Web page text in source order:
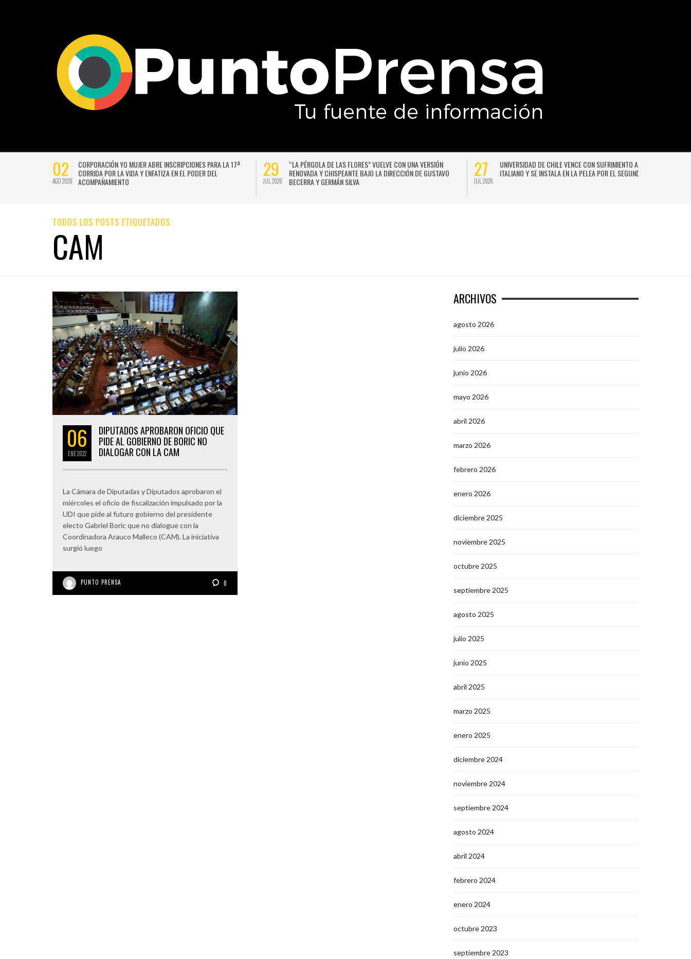
02
AGO 2026
CORPORACIÓN YO MUJER ABRE INSCRIPCIONES PARA LA 17ª
CORRIDA POR LA VIDA Y ENFATIZA EN EL PODER DEL
ACOMPAÑAMIENTO
29
JUL 2026
“LA PÉRGOLA DE LAS FLORES” VUELVE CON UNA VERSIÓN
RENOVADA Y CHISPEANTE BAJO LA DIRECCIÓN DE GUSTAVO
BECERRA Y GERMÁN SILVA
27
JUL 2026
UNIVERSIDAD DE CHILE VENCE CON SUFRIMIENTO A AUDAX
ITALIANO Y SE INSTALA EN LA PELEA POR EL SEGUNDO LUGAR
TODOS LOS POSTS ETIQUETADOS
CAM
06
ENE2022
DIPUTADOS APROBARON OFICIO QUE
PIDE AL GOBIERNO DE BORIC NO
DIALOGAR CON LA CAM
La Cámara de Diputadas y Diputados aprobaron el
miércoles el oficio de fiscalización impulsado por la
UDI que pide al futuro gobierno del presidente
electo Gabriel Boric que no dialogue con la
Coordinadora Arauco Malleco (CAM). La iniciativa
surgió luego
PUNTO PRENSA 0
ARCHIVOS
agosto 2026
julio 2026
junio 2026
mayo 2026
abril 2026
marzo 2026
febrero 2026
enero 2026
diciembre 2025
noviembre 2025
octubre 2025
septiembre 2025
agosto 2025
julio 2025
junio 2025
abril 2025
marzo 2025
enero 2025
diciembre 2024
noviembre 2024
septiembre 2024
agosto 2024
abril 2024
febrero 2024
enero 2024
octubre 2023
septiembre 2023